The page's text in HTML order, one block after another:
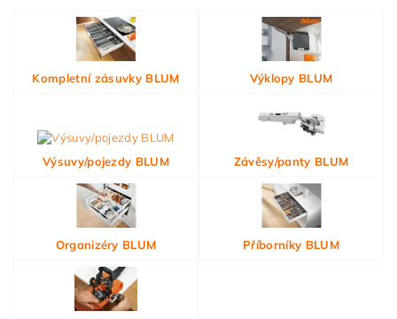
Kompletní zásuvky BLUM Výklopy BLUM
Výsuvy/pojezdy BLUM Závěsy/panty BLUM
Organizéry BLUM Příborníky BLUM